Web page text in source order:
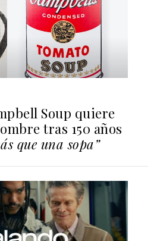
Soup quiere
tras 150 años
que una sopa”